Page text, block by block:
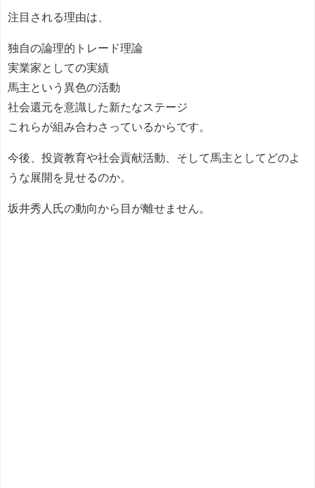
注目される理由は、
独自の論理的トレード理論
実業家としての実績
馬主という異色の活動
社会還元を意識した新たなステージ
これらが組み合わさっているからです。
今後、投資教育や社会貢献活動、そして馬主としてどのよ
うな展開を見せるのか。
坂井秀人氏の動向から目が離せません。